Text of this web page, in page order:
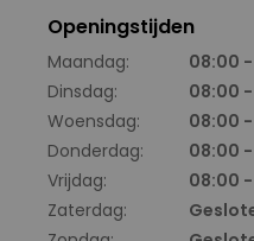
Openingstijden
Maandag:
08:00 -
Dinsdag:
08:00 -
Woensdag:
08:00 -
Donderdag:
08:00 -
Vrijdag:
08:00 -
Zaterdag: